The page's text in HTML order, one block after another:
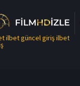
ilbet güncel girişilbet